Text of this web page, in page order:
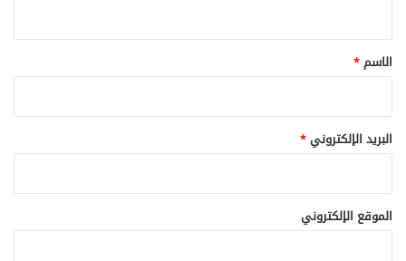
*
الاسم*
البريد الإلكتروني*
الموقع الإلكتروني